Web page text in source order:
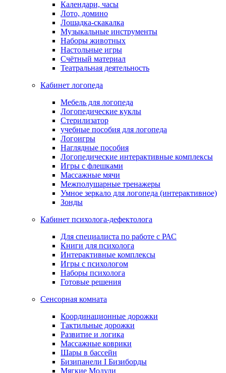
Календари, часы
Лото, домино
Лошадка-скакалка
Музыкальные инструменты
Наборы животных
Настольные игры
Счётный материал
Театральная деятельность
Кабинет логопеда
Мебель для логопеда
Логопедические куклы
Стерилизатор
учебные пособия для логопеда
Логоигры
Наглядные пособия
Логопедические интерактивные комплексы
Игры с флешками
Массажные мячи
Межполушарные тренажеры
Умное зеркало для логопеда (интерактивное)
Зонды
Кабинет психолога-дефектолога
Для специалиста по работе с РАС
Книги для психолога
Интерактивные комплексы
Игры с психологом
Наборы психолога
Готовые решения
Сенсорная комната
Координационные дорожки
Тактильные дорожки
Развитие и логика
Массажные коврики
Шары в бассейн
Бизипанели I Бизиборды
Мягкие Модули